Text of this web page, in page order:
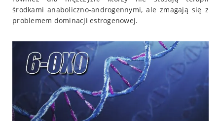
środkami anaboliczno-androgennymi, ale zmagają się z
problemem dominacji estrogenowej.